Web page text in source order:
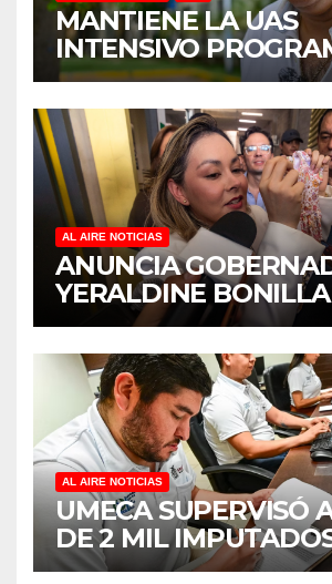
MANTIENE LA UAS
INTENSIVO
MANTENIMIENTO Y
REHABILITACIÓN EN
PLANTELES ANTE
DEL CICLO ESCOLAR
2027
AL AIRE NOTICIAS
ANUNCIA
YERALDINE
REAPERTURA DEL
PROGRAMA “PONTE
CORRIENTE” PARA
LA ECONOMÍA
SINALOA
AL AIRE NOTICIAS
UMECA SUPERVISÓ
DE 2 MIL
SINALOA DURANTE